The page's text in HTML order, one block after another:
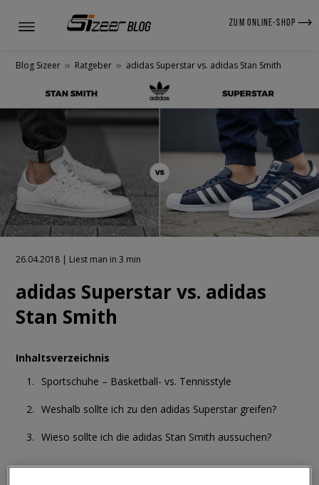
ZUM ONLINE-SHOP
Blog Sizeer » Ratgeber » adidas Superstar vs. adidas Stan Smith
26.04.2018 | Liest man in 3 min
adidas Superstar vs. adidas
Stan Smith
Inhaltsverzeichnis
Sportschuhe – Basketball- vs. Tennisstyle
Weshalb sollte ich zu den adidas Superstar greifen?
Wieso sollte ich die adidas Stan Smith aussuchen?